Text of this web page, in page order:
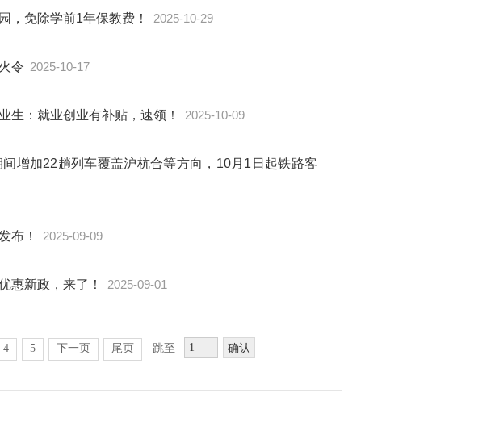
，免除学前1年保教费！ 2025-10-29
令 2025-10-17
生：就业创业有补贴，速领！ 2025-10-09
增加22趟列车覆盖沪杭合等方向，10月1日起铁路客
布！ 2025-09-09
惠新政，来了！ 2025-09-01
4 5 下一页 尾页 跳至 确认